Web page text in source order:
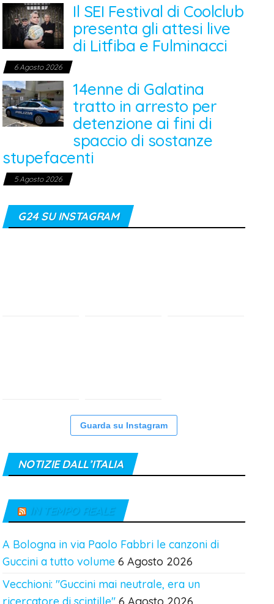
Il SEI Festival di Coolclub
presenta gli attesi live
di Litfiba e Fulminacci
6 Agosto 2026
14enne di Galatina
tratto in arresto per
detenzione ai fini di
spaccio di sostanze
stupefacenti
5 Agosto 2026
G24 SU INSTAGRAM
Guarda su Instagram
NOTIZIE DALL’ITALIA
IN TEMPO REALE
A Bologna in via Paolo Fabbri le canzoni di
Guccini a tutto volume 6 Agosto 2026
Vecchioni: "Guccini mai neutrale, era un